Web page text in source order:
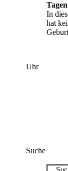
Tagen
In
hat
Uhr
Suche